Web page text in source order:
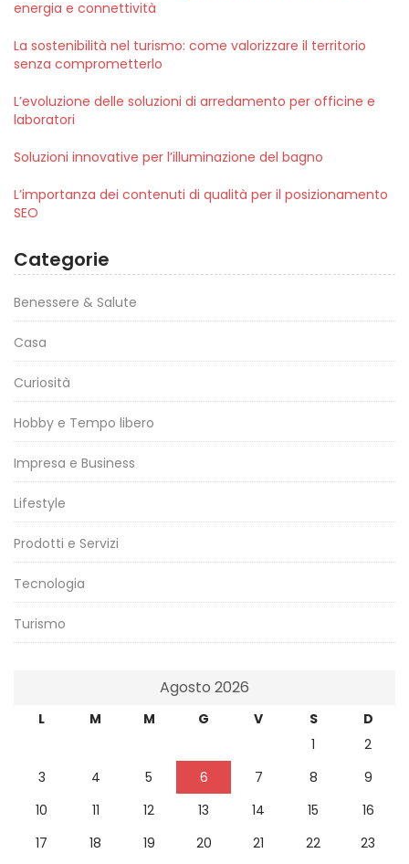
energia e connettività
La sostenibilità nel turismo: come valorizzare il territorio
senza comprometterlo
L’evoluzione delle soluzioni di arredamento per officine e
laboratori
Soluzioni innovative per l’illuminazione del bagno
L’importanza dei contenuti di qualità per il posizionamento
SEO
Categorie
Benessere & Salute
Casa
Curiosità
Hobby e Tempo libero
Impresa e Business
Lifestyle
Prodotti e Servizi
Tecnologia
Turismo
Agosto 2026
L M M G V S
D
1
2
3
4 5 6 7 8
9
10
11 12 13 14 15
16
17
18 19 20 21 22 23